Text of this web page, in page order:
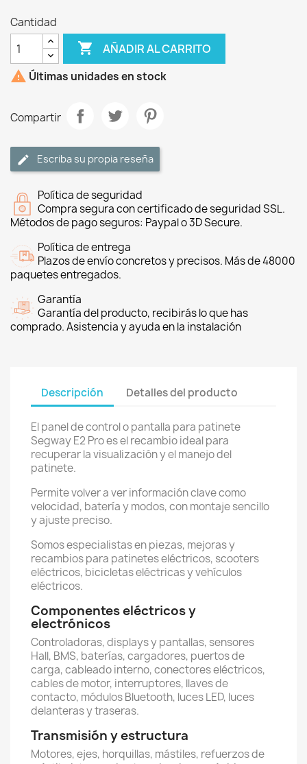
Cantidad
 AÑADIR AL CARRITO
 Últimas unidades en stock
Compartir
Escriba su propia reseña
Política de seguridad
Compra segura con certificado de seguridad SSL.
Métodos de pago seguros: Paypal o 3D Secure.
Política de entrega
Plazos de envío concretos y precisos. Más de 48000
paquetes entregados.
Garantía
Garantía del producto, recibirás lo que has
comprado. Asistencia y ayuda en la instalación
Descripción Detalles del producto
El panel de control o pantalla para patinete
Segway E2 Pro es el recambio ideal para
recuperar la visualización y el manejo del
patinete.
Permite volver a ver información clave como
velocidad, batería y modos, con montaje sencillo
y ajuste preciso.
Somos especialistas en piezas, mejoras y
recambios para patinetes eléctricos, scooters
eléctricos, bicicletas eléctricas y vehículos
eléctricos.
Componentes eléctricos y
electrónicos
Controladoras, displays y pantallas, sensores
Hall, BMS, baterías, cargadores, puertos de
carga, cableado interno, conectores eléctricos,
cables de motor, interruptores, llaves de
contacto, módulos Bluetooth, luces LED, luces
delanteras y traseras.
Transmisión y estructura
Motores, ejes, horquillas, mástiles, refuerzos de